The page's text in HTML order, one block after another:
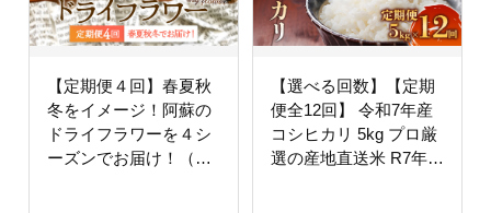
【定期便４回】春夏秋
冬をイメージ！阿蘇の
ドライフラワーを４シ
ーズンでお届け！（S
【選べる回数】【定期
便全12回】 令和7年産
コシヒカリ 5kg プロ厳
選の産地直送米 R7年産